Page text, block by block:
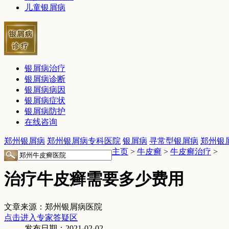
儿童银屑病
银屑病治疗
银屑病诊断
银屑病病因
银屑病症状
银屑病防护
在线咨询
郑州银屑病 郑州银屑病专科医院 银屑病 寻常型银屑病 郑州银
主页 > 牛皮癣 > 牛皮癣治疗 >
治疗牛皮癣需要多少费用
文章来源：郑州银屑病医院
点击进入专家答疑区